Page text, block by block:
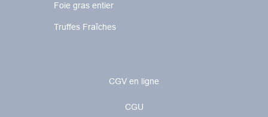
Foie gras entier
Truffes Fraîches
CGV en ligne
CGU